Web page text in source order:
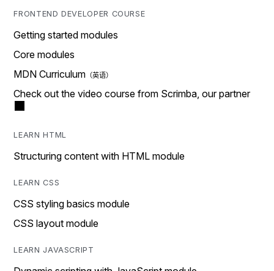
FRONTEND DEVELOPER COURSE
Getting started modules
Core modules
MDN Curriculum
Check out the video course from Scrimba, our partner
LEARN HTML
Structuring content with HTML module
LEARN CSS
CSS styling basics module
CSS layout module
LEARN JAVASCRIPT